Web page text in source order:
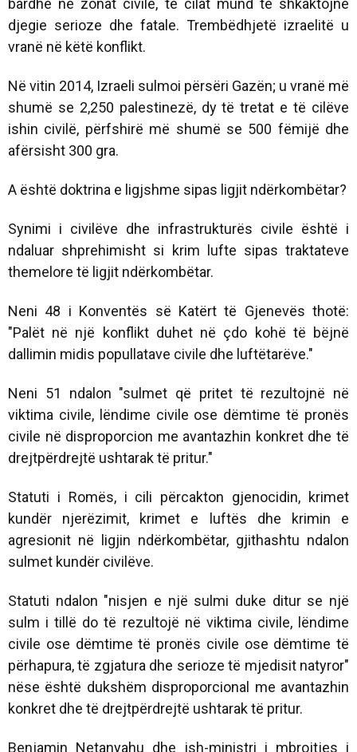
bardhë në zonat civile, të cilat mund të shkaktojnë
djegie serioze dhe fatale. Trembëdhjetë izraelitë u
vranë në këtë konflikt.
Në vitin 2014, Izraeli sulmoi përsëri Gazën; u vranë më
shumë se 2,250 palestinezë, dy të tretat e të cilëve
ishin civilë, përfshirë më shumë se 500 fëmijë dhe
afërsisht 300 gra.
A është doktrina e ligjshme sipas ligjit ndërkombëtar?
Synimi i civilëve dhe infrastrukturës civile është i
ndaluar shprehimisht si krim lufte sipas traktateve
themelore të ligjit ndërkombëtar.
Neni 48 i Konventës së Katërt të Gjenevës thotë:
"Palët në një konflikt duhet në çdo kohë të bëjnë
dallimin midis popullatave civile dhe luftëtarëve."
Neni 51 ndalon "sulmet që pritet të rezultojnë në
viktima civile, lëndime civile ose dëmtime të pronës
civile në disproporcion me avantazhin konkret dhe të
drejtpërdrejtë ushtarak të pritur."
Statuti i Romës, i cili përcakton gjenocidin, krimet
kundër njerëzimit, krimet e luftës dhe krimin e
agresionit në ligjin ndërkombëtar, gjithashtu ndalon
sulmet kundër civilëve.
Statuti ndalon "nisjen e një sulmi duke ditur se një
sulm i tillë do të rezultojë në viktima civile, lëndime
civile ose dëmtime të pronës civile ose dëmtime të
përhapura, të zgjatura dhe serioze të mjedisit natyror"
nëse është dukshëm disproporcional me avantazhin
konkret dhe të drejtpërdrejtë ushtarak të pritur.
Benjamin Netanyahu dhe ish-ministri i mbrojtjes i